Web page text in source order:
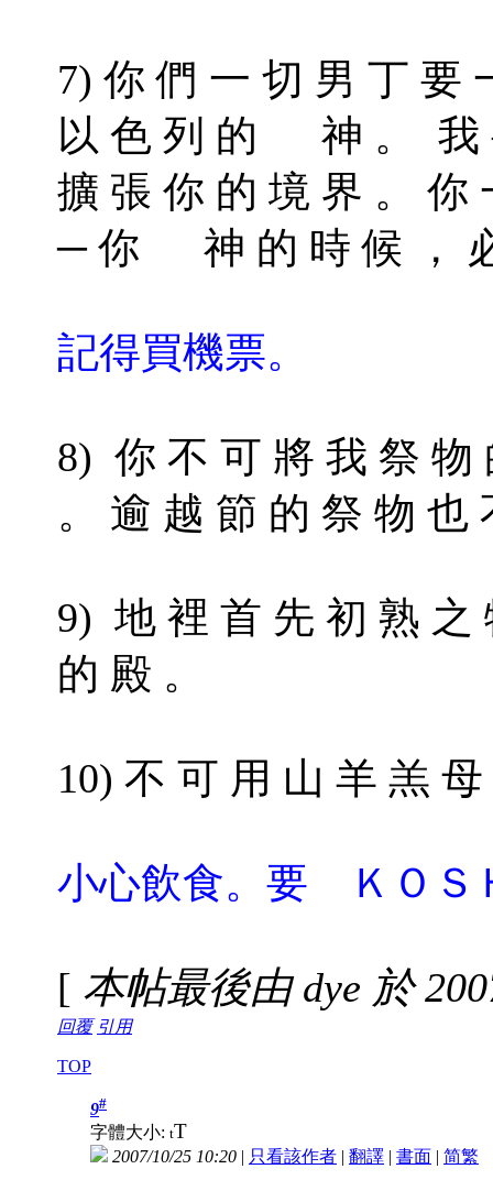
7) 你 們 一 切 男 丁 要
以 色 列 的 神 。 我
擴 張 你 的 境 界 。 你
─ 你 神 的 時 候 ，
記得買機票。
8) 你 不 可 將 我 祭 物
。 逾 越 節 的 祭 物 也
9) 地 裡 首 先 初 熟
的 殿 。
10) 不 可 用 山 羊 羔
小心飲食。要 ＫＯＳ
[ 本帖最後由 dye 於
回覆 引用
TOP
9#
字體大小: tT
2007/10/25 10:20 | 只看該作者 | 翻譯 | 書面 | 简繁